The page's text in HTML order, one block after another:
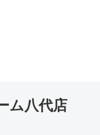
ム八代店